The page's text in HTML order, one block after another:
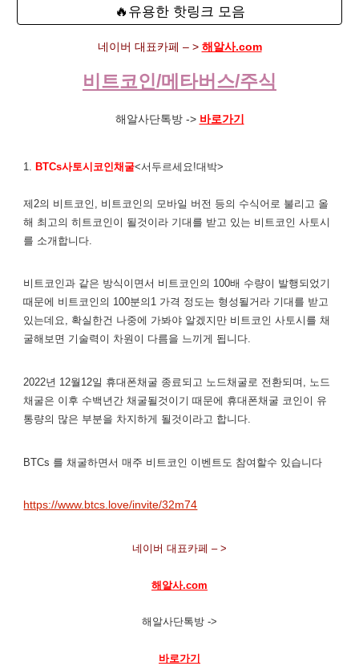
🔥유용한 핫링크 모음
네이버 대표카페 – > 해알사.com
비트코인/메타버스/주식
해알사단톡방 -> 바로가기
1. BTCs사토시코인채굴<서두르세요!대박>
제2의 비트코인, 비트코인의 모바일 버전 등의 수식어로 불리고 올
해 최고의 히트코인이 될것이라 기대를 받고 있는 비트코인 사토시
를 소개합니다.
비트코인과 같은 방식이면서 비트코인의 100배 수량이 발행되었기
때문에 비트코인의 100분의1 가격 정도는 형성될거라 기대를 받고
있는데요, 확실한건 나중에 가봐야 알겠지만 비트코인 사토시를 채
굴해보면 기술력이 차원이 다름을 느끼게 됩니다.
2022년 12월12일 휴대폰채굴 종료되고 노드채굴로 전환되며, 노드
채굴은 이후 수백년간 채굴될것이기 때문에 휴대폰채굴 코인이 유
통량의 많은 부분을 차지하게 될것이라고 합니다.
BTCs 를 채굴하면서 매주 비트코인 이벤트도 참여할수 있습니다
https://www.btcs.love/invite/32m74
네이버 대표카페 – >
해알사.com
해알사단톡방 ->
바로가기